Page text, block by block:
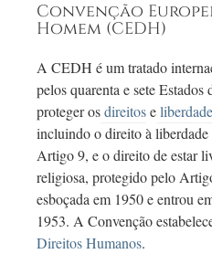
Convenção
Homem (CEDH)
A CEDH é um tratado
pelos quarenta e sete
proteger osdireitose
incluindo o direito à
Artigo 9, e o direito de estar
religiosa, protegido pelo
esboçada em 1950 eentrou
1953. A Convenção
Direitos Humanos.